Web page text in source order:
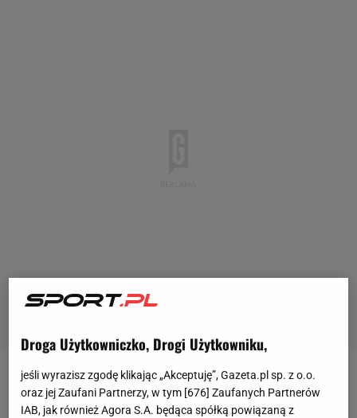
Jannik Sinner (4. ATP) kilka dni temu wygrał
Australian Open. Jego sukces był bardzo hucznie
Droga Użytkowniczko, Drogi Użytkowniku,
jeśli wyrazisz zgodę klikając „Akceptuję”, Gazeta.pl sp. z o.o.
oraz jej Zaufani Partnerzy, w tym [676] Zaufanych Partnerów
IAB, jak również Agora S.A. będąca spółką powiązaną z